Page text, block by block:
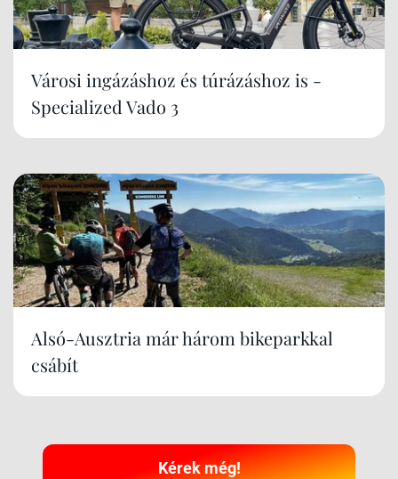
Városi ingázáshoz és túrázáshoz is -
Specialized Vado 3
Alsó-Ausztria már három bikeparkkal
csábít
Kérek még!